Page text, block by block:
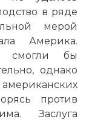
в ряде
мерой
Америка.
смогли бы
однако
американских
против
Заслуга